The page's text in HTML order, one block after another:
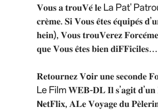
𝐕𝐨𝐮𝐬 𝐚 𝐭𝐫𝐨𝐮𝐕𝐞́ 𝐥𝐞 La Pat'
𝐜𝐫𝐞̀𝐦𝐞. 𝐒𝐢 𝐕𝐨𝐮𝐬 𝐞̂𝐭𝐞𝐬 𝐞́𝐪𝐮𝐢𝐩𝐞́𝐬
𝐡𝐞𝐢𝐧), 𝐕𝐨𝐮𝐬 𝐭𝐫𝐨𝐮𝐕𝐞𝐫𝐞𝐳
𝐪𝐮𝐞 𝐕𝐨𝐮𝐬 𝐞̂𝐭𝐞𝐬 𝐛𝐢𝐞𝐧 𝐝𝐢𝐅𝐅𝐢𝐜𝐢𝐥𝐞𝐬…
𝐑𝐞𝐭𝐨𝐮𝐫𝐧𝐞𝐳 𝐕𝗼𝐢𝐫 𝐮𝐧𝐞 𝐬𝐞𝐜𝐨𝐧𝐝𝐞
Le Film 𝐖𝐄𝐁-𝐃𝐋 𝐈𝐥 𝐬’𝐚𝐠𝐢𝐭 𝐝’𝐮𝐧
𝗡𝐞𝐭𝐅𝐥𝐢𝐱, 𝐀𝐋𝐞 𝐕𝐨𝐲𝐚𝐠𝐞 𝐝𝐮